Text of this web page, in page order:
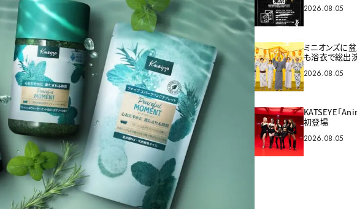
2026.08.05
ミニオンズに
も浴衣で総出
2026.08.05
KATSEYE「
初登場
2026.08.05